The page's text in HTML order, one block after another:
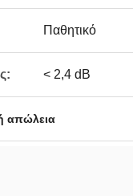
Παθητικό
< 2,4 dB
απώλεια